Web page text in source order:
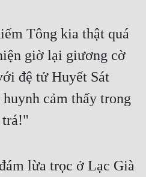
Tông kia thật quá
giờ lại giương cờ
đệ tử Huyết Sát
cảm thấy trong
trá!"
lừa trọc ở Lạc Già